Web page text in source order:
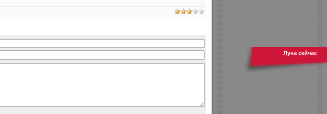
Луна сейчас